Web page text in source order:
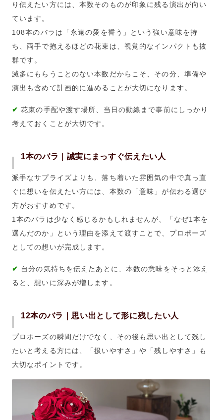
り伝えたい方には、本数そのものが印象に残る演出が向い
ています。
108本のバラは「永遠の愛を誓う」という強い意味を持
ち、両手で抱えるほどの花束は、視覚的なインパクトも抜
群です。
滅多にもらうことのない本数だからこそ、その分、準備や
演出も含めて計画的に進めることが大切になります。
✔ 花束の手配や渡す場所、当日の動線まで事前にしっかり
考えておくことが大切です。
1本のバラ｜誠実にまっすぐ伝えたい人
派手なサプライズよりも、落ち着いた雰囲気の中で真っ直
ぐに想いを伝えたい方には、本数の「意味」が伝わる選び
方がおすすめです。
1本のバラは少なく感じるかもしれませんが、「なぜ1本を
選んだのか」という理由を添えて渡すことで、プロポーズ
としての想いが完成します。
✔ 自分の気持ちを伝えたあとに、本数の意味をそっと添え
ると、想いに深みが増します。
12本のバラ｜思い出として形に残したい人
プロポーズの瞬間だけでなく、その後も思い出として残し
たいと考える方には、「扱いやすさ」や「残しやすさ」も
大切なポイントです。